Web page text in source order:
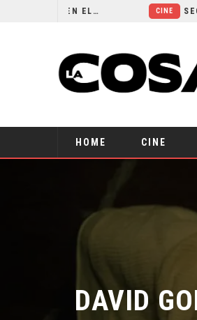
CINE
HOME CINE
DAVID